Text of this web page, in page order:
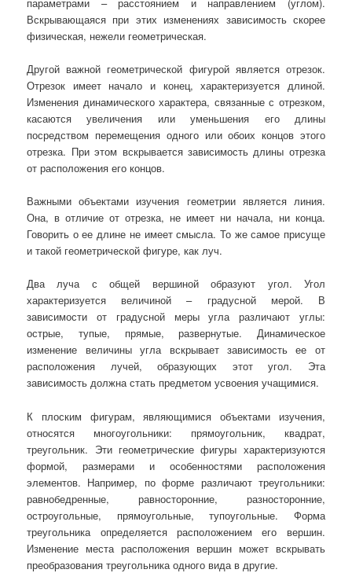
Вскрывающаяся при этих изменениях зависимость скорее
физическая, нежели геометрическая.
Другой важной геометрической фигурой является отрезок.
Отрезок имеет начало и конец, характеризуется длиной.
Изменения динамического характера, связанные с отрезком,
касаются увеличения или уменьшения его длины
посредством перемещения одного или обоих концов этого
отрезка. При этом вскрывается зависимость длины отрезка
от расположения его концов.
Важными объектами изучения геометрии является линия.
Она, в отличие от отрезка, не имеет ни начала, ни конца.
Говорить о ее длине не имеет смысла. То же самое присуще
и такой геометрической фигуре, как луч.
Два луча с общей вершиной образуют угол. Угол
характеризуется величиной – градусной мерой. В
зависимости от градусной меры угла различают углы:
острые, тупые, прямые, развернутые. Динамическое
изменение величины угла вскрывает зависимость ее от
расположения лучей, образующих этот угол. Эта
зависимость должна стать предметом усвоения учащимися.
К плоским фигурам, являющимися объектами изучения,
относятся многоугольники: прямоугольник, квадрат,
треугольник. Эти геометрические фигуры характеризуются
формой, размерами и особенностями расположения
элементов. Например, по форме различают треугольники:
равнобедренные, равносторонние, разносторонние,
остроугольные, прямоугольные, тупоугольные. Форма
треугольника определяется расположением его вершин.
Изменение места расположения вершин может вскрывать
преобразования треугольника одного вида в другие.